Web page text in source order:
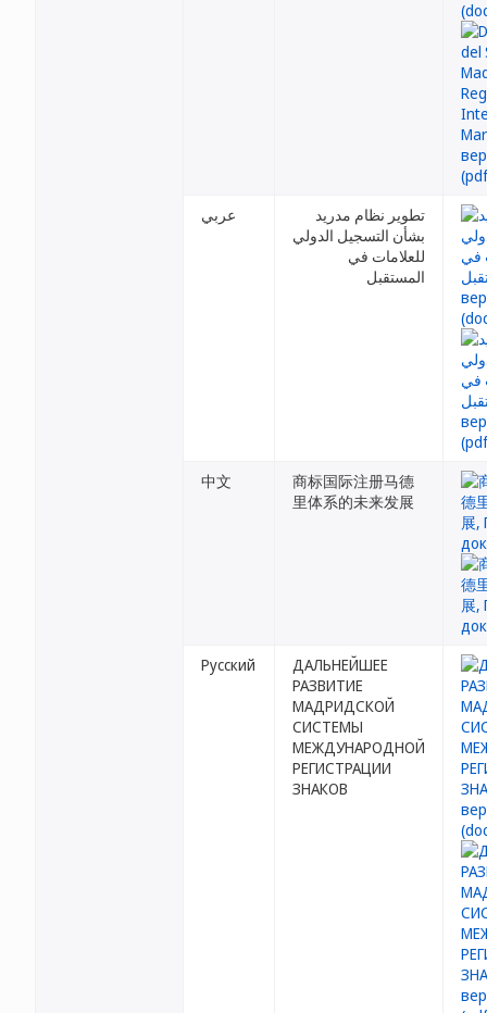
عربي
تطوير نظام مدريد
بشأن التسجيل الدولي
للعلامات في
المستقبل
中文
商标国际注册马德
里体系的未来发展
Русский
ДАЛЬНЕЙШЕЕ
РАЗВИТИЕ
МАДРИДСКОЙ
СИСТЕМЫ
МЕЖДУНАРОДНОЙ
РЕГИСТРАЦИИ
ЗНАКОВ